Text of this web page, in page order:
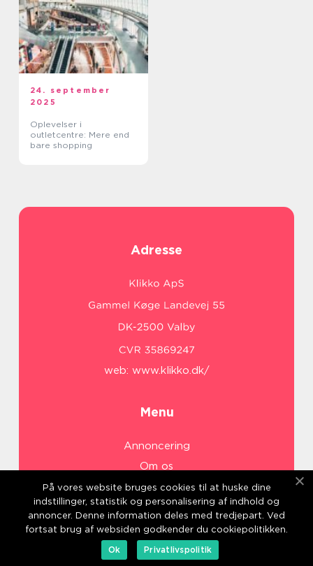
24. september
2025
Oplevelser i
outletcentre: Mere end
bare shopping
Adresse
web: www.klikko.dk/
Menu
Annoncering
Om os
Cookies
Kontakt os
Sitemap
På vores website bruges cookies til at huske dine
indstillinger, statistik og personalisering af indhold og
annoncer. Denne information deles med tredjepart. Ved
fortsat brug af websiden godkender du cookiepolitikken.
Ok
Privatlivspolitik